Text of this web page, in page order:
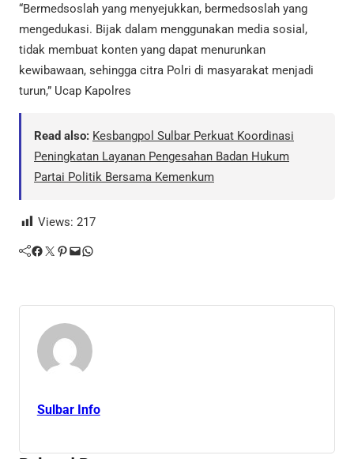
“Bermedsoslah yang menyejukkan, bermedsoslah yang
mengedukasi. Bijak dalam menggunakan media sosial,
tidak membuat konten yang dapat menurunkan
kewibawaan, sehingga citra Polri di masyarakat menjadi
turun,” Ucap Kapolres
Read also: Kesbangpol Sulbar Perkuat Koordinasi
Peningkatan Layanan Pengesahan Badan Hukum
Partai Politik Bersama Kemenkum
Views: 217
Facebook Twitter Pinterest Mail WhatsApp
Sulbar Info